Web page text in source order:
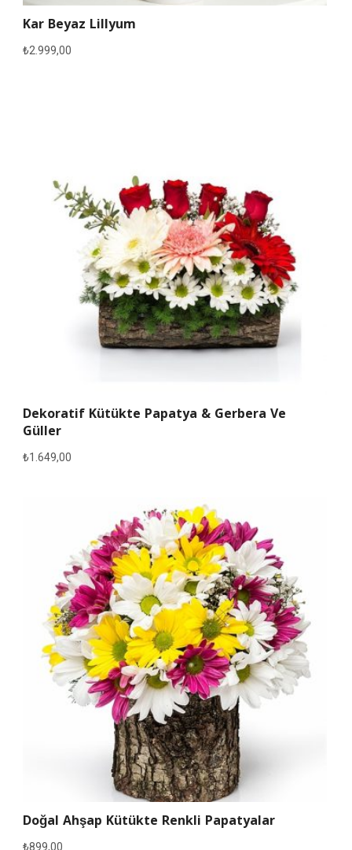
Kar Beyaz Lillyum
₺2.999,00
Dekoratif Kütükte Papatya & Gerbera Ve
Güller
₺1.649,00
Doğal Ahşap Kütükte Renkli Papatyalar
₺899,00